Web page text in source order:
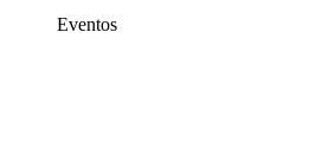
Eventos